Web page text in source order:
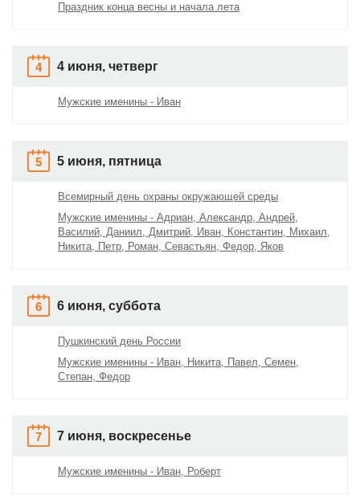
Праздник конца весны и начала лета
4 4 июня, четверг
Мужские именины - Иван
5 5 июня, пятница
Всемирный день охраны окружающей среды
Мужские именины - Адриан, Александр, Андрей,
Василий, Даниил, Дмитрий, Иван, Константин, Михаил,
Никита, Петр, Роман, Севастьян, Федор, Яков
6 6 июня, суббота
Пушкинский день России
Мужские именины - Иван, Никита, Павел, Семен,
Степан, Федор
7 7 июня, воскресенье
Мужские именины - Иван, Роберт